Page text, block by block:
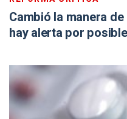
Cambió la manera
hay alerta por